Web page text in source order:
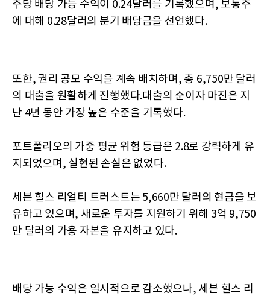
주당 배당 가능 수익이 0.24달러를 기록했으며, 보통주
에 대해 0.28달러의 분기 배당금을 선언했다.
또한, 권리 공모 수익을 계속 배치하며, 총 6,750만 달러
의 대출을 원활하게 진행했다.대출의 순이자 마진은 지
난 4년 동안 가장 높은 수준을 기록했다.
포트폴리오의 가중 평균 위험 등급은 2.8로 강력하게 유
지되었으며, 실현된 손실은 없었다.
세븐 힐스 리얼티 트러스트는 5,660만 달러의 현금을 보
유하고 있으며, 새로운 투자를 지원하기 위해 3억 9,750
만 달러의 가용 자본을 유지하고 있다.
배당 가능 수익은 일시적으로 감소했으나, 세븐 힐스 리